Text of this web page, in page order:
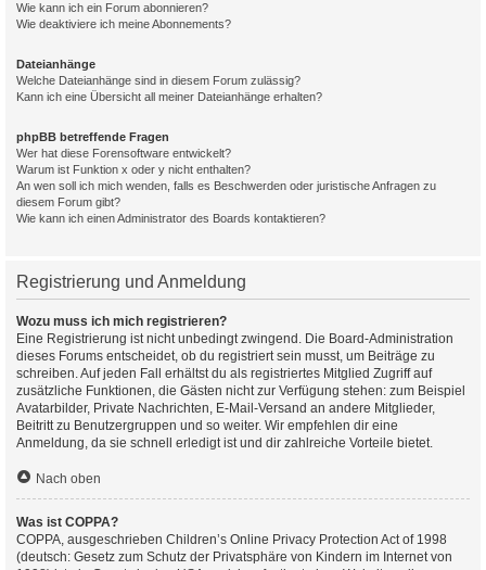
Wie kann ich ein Forum abonnieren?
Wie deaktiviere ich meine Abonnements?
Dateianhänge
Welche Dateianhänge sind in diesem Forum zulässig?
Kann ich eine Übersicht all meiner Dateianhänge erhalten?
phpBB betreffende Fragen
Wer hat diese Forensoftware entwickelt?
Warum ist Funktion x oder y nicht enthalten?
An wen soll ich mich wenden, falls es Beschwerden oder juristische Anfragen zu
diesem Forum gibt?
Wie kann ich einen Administrator des Boards kontaktieren?
Registrierung und Anmeldung
Wozu muss ich mich registrieren?
Eine Registrierung ist nicht unbedingt zwingend. Die Board-Administration
dieses Forums entscheidet, ob du registriert sein musst, um Beiträge zu
schreiben. Auf jeden Fall erhältst du als registriertes Mitglied Zugriff auf
zusätzliche Funktionen, die Gästen nicht zur Verfügung stehen: zum Beispiel
Avatarbilder, Private Nachrichten, E-Mail-Versand an andere Mitglieder,
Beitritt zu Benutzergruppen und so weiter. Wir empfehlen dir eine
Anmeldung, da sie schnell erledigt ist und dir zahlreiche Vorteile bietet.
Nach oben
Was ist COPPA?
COPPA, ausgeschrieben Children’s Online Privacy Protection Act of 1998
(deutsch: Gesetz zum Schutz der Privatsphäre von Kindern im Internet von